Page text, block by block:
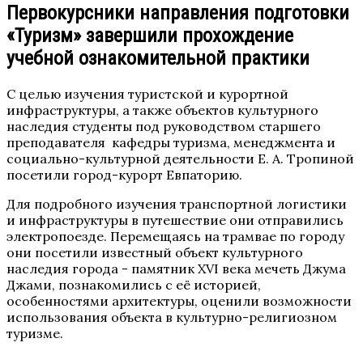
Первокурсники направления подготовки
«Туризм» завершили прохождение
учебной ознакомительной практики
С целью изучения туристской и курортной
инфраструктуры, а также объектов культурного
наследия студенты под руководством старшего
преподавателя кафедры туризма, менеджмента и
социально-культурной деятельности Е. А. Тропиной
посетили город-курорт Евпаторию.
Для подробного изучения транспортной логистики
и инфраструктуры в путешествие они отправились
электропоезде. Перемещаясь на трамвае по городу
они посетили известный объект культурного
наследия города - памятник XVI века мечеть Джума
Джами, познакомились с её историей,
особенностями архитектуры, оценили возможности
использования объекта в культурно-религиозном
туризме.